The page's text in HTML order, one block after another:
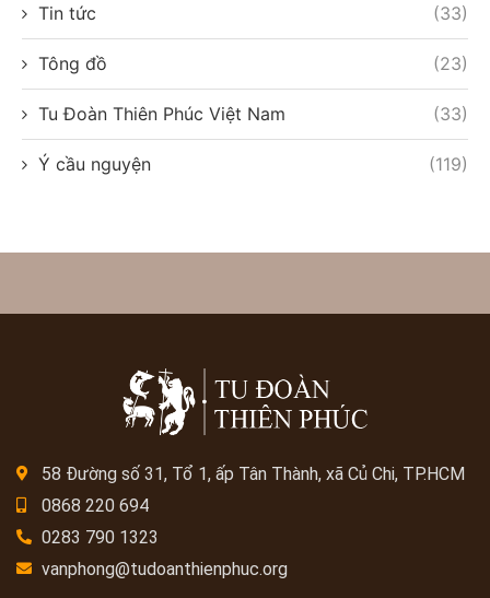
Tin tức (33)
Tông đồ (23)
Tu Đoàn Thiên Phúc Việt Nam (33)
Ý cầu nguyện (119)
58 Đường số 31, Tổ 1, ấp Tân Thành, xã Củ Chi, TP.HCM
0868 220 694
0283 790 1323
vanphong@tudoanthienphuc.org